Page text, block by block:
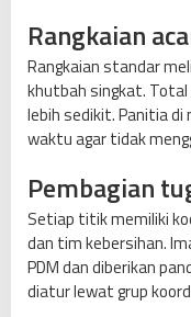
Rangkaian
Rangkaian standar
khutbah singkat.
lebih sedikit. Panitia
waktu agar tidak
Pembagian
Setiap titik memiliki
dan tim kebersihan.
PDM dan diberikan
diatur lewat grup